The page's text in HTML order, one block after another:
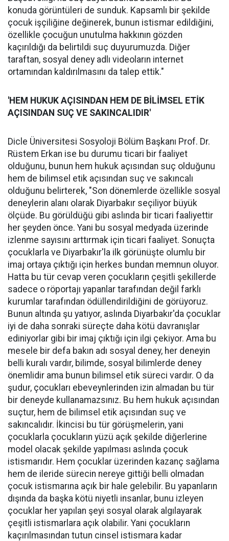
konuda görüntüleri de sunduk. Kapsamlı bir şekilde
çocuk işçiliğine değinerek, bunun istismar edildiğini,
özellikle çocuğun unutulma hakkının gözden
kaçırıldığı da belirtildi suç duyurumuzda. Diğer
taraftan, sosyal deney adlı videoların internet
ortamından kaldırılmasını da talep ettik."
'HEM HUKUK AÇISINDAN HEM DE BİLİMSEL ETİK
AÇISINDAN SUÇ VE SAKINCALIDIR'
Dicle Üniversitesi Sosyoloji Bölüm Başkanı Prof. Dr.
Rüstem Erkan ise bu durumu ticari bir faaliyet
olduğunu, bunun hem hukuk açısından suç olduğunu
hem de bilimsel etik açısından suç ve sakıncalı
olduğunu belirterek, "Son dönemlerde özellikle sosyal
deneylerin alanı olarak Diyarbakır seçiliyor büyük
ölçüde. Bu görüldüğü gibi aslında bir ticari faaliyettir
her şeyden önce. Yani bu sosyal medyada üzerinde
izlenme sayısını arttırmak için ticari faaliyet. Sonuçta
çocuklarla ve Diyarbakır'la ilk görünüşte olumlu bir
imaj ortaya çıktığı için herkes bundan memnun oluyor.
Hatta bu tür cevap veren çocukların çeşitli şekillerde
sadece o röportajı yapanlar tarafından değil farklı
kurumlar tarafından ödüllendirildiğini de görüyoruz.
Bunun altında şu yatıyor, aslında Diyarbakır'da çocuklar
iyi de daha sonraki süreçte daha kötü davranışlar
ediniyorlar gibi bir imaj çıktığı için ilgi çekiyor. Ama bu
mesele bir defa bakın adı sosyal deney, her deneyin
belli kuralı vardır, bilimde, sosyal bilimlerde deney
önemlidir ama bunun bilimsel etik süreci vardır. O da
şudur, çocukları ebeveynlerinden izin almadan bu tür
bir deneyde kullanamazsınız. Bu hem hukuk açısından
suçtur, hem de bilimsel etik açısından suç ve
sakıncalıdır. İkincisi bu tür görüşmelerin, yani
çocuklarla çocukların yüzü açık şekilde diğerlerine
model olacak şekilde yapılması aslında çocuk
istismarıdır. Hem çocuklar üzerinden kazanç sağlama
hem de ileride sürecin nereye gittiği belli olmadan
çocuk istismarına açık bir hale gelebilir. Bu yapanların
dışında da başka kötü niyetli insanlar, bunu izleyen
çocuklar her yapılan şeyi sosyal olarak algılayarak
çeşitli istismarlara açık olabilir. Yani çocukların
kaçırılmasından tutun cinsel istismara kadar